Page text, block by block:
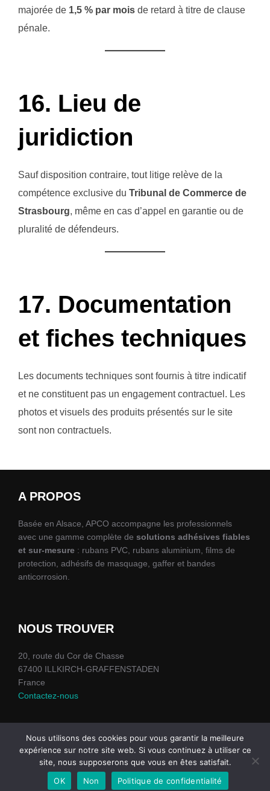
majorée de 1,5 % par mois de retard à titre de clause
pénale.
16. Lieu de
juridiction
Sauf disposition contraire, tout litige relève de la
compétence exclusive du Tribunal de Commerce de
Strasbourg, même en cas d’appel en garantie ou de
pluralité de défendeurs.
17. Documentation
et fiches techniques
Les documents techniques sont fournis à titre indicatif
et ne constituent pas un engagement contractuel. Les
photos et visuels des produits présentés sur le site
sont non contractuels.
A PROPOS
Basée en Alsace, APCO accompagne les professionnels
avec une gamme complète de solutions adhésives fiables
et sur-mesure : rubans PVC, rubans aluminium, films de
protection, adhésifs de masquage, gaffer et bandes
anticorrosion.
NOUS TROUVER
20, route du Cor de Chasse
67400 ILLKIRCH-GRAFFENSTADEN
France
Contactez-nous
Politique de confidentialité
Copyright © 2026 APCO
|
Mentions légales
Nous utilisons des cookies pour vous garantir la meilleure
expérience sur notre site web. Si vous continuez à utiliser ce
site, nous supposerons que vous en êtes satisfait.
OK
Non Politique de confidentialité